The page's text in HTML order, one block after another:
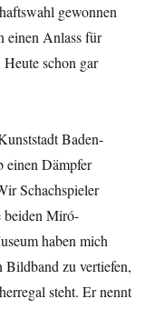
gewonnen
einen Anlass für
schon gar
Baden-
einen Dämpfer
Schachspieler
beiden Miró-
haben mich
zu vertiefen,
steht. Er nennt